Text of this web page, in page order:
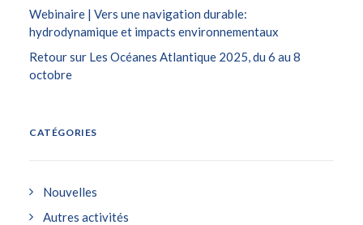
Webinaire | Vers une navigation durable:
hydrodynamique et impacts environnementaux
Retour sur Les Océanes Atlantique 2025, du 6 au 8
octobre
CATÉGORIES
Nouvelles
Autres activités